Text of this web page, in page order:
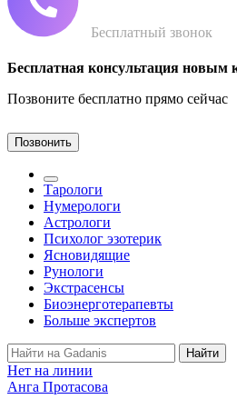
Бесплатный звонок
Бесплатная консультация новым
Позвоните бесплатно прямо сейчас
Позвонить
Тарологи
Нумерологи
Астрологи
Психолог эзотерик
Ясновидящие
Рунологи
Экстрасенсы
Биоэнерготерапевты
Больше экспертов
Нет на линии
Анга Протасова